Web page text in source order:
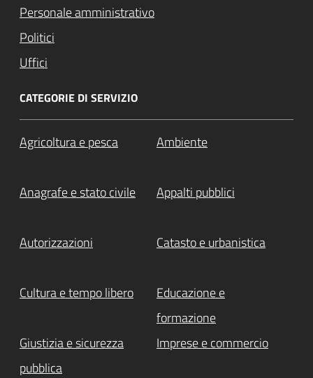
Personale amministrativo
Politici
Uffici
CATEGORIE DI SERVIZIO
Agricoltura e pesca Ambiente
Anagrafe e stato civile Appalti pubblici
Autorizzazioni Catasto e urbanistica
Cultura e tempo libero
Educazione e
formazione
Giustizia e sicurezza
pubblica
Imprese e commercio